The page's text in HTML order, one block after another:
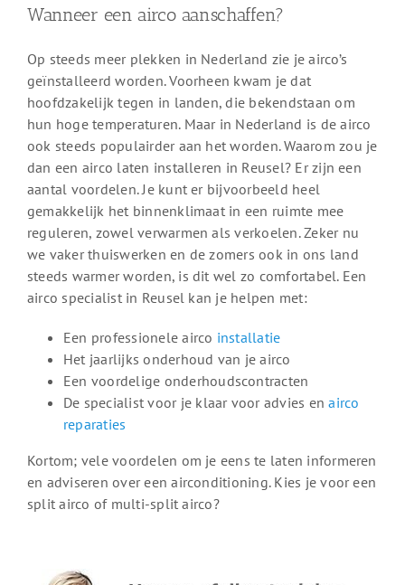
Wanneer een airco aanschaffen?
Op steeds meer plekken in Nederland zie je airco’s
geïnstalleerd worden. Voorheen kwam je dat
hoofdzakelijk tegen in landen, die bekendstaan om
hun hoge temperaturen. Maar in Nederland is de airco
ook steeds populairder aan het worden. Waarom zou je
dan een airco laten installeren in Reusel? Er zijn een
aantal voordelen. Je kunt er bijvoorbeeld heel
gemakkelijk het binnenklimaat in een ruimte mee
reguleren, zowel verwarmen als verkoelen. Zeker nu
we vaker thuiswerken en de zomers ook in ons land
steeds warmer worden, is dit wel zo comfortabel. Een
airco specialist in Reusel kan je helpen met:
Een professionele airco installatie
Het jaarlijks onderhoud van je airco
Een voordelige onderhoudscontracten
De specialist voor je klaar voor advies enairco
reparaties
Kortom; vele voordelen om je eens te laten informeren
en adviseren over een airconditioning. Kies je voor een
split airco of multi-split airco?